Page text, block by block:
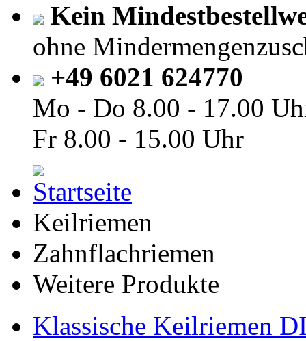
Kein
ohne
+49 6021 624770
Mo - Do 8.00 - 17.00
Fr 8.00 - 15.00 Uhr
Keilriemen
Zahnflachriemen
Weitere Produkte
Klassische Keilriemen